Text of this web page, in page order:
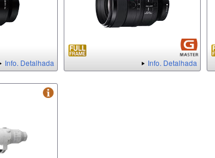
Info. Detalhada Info. Detalhada